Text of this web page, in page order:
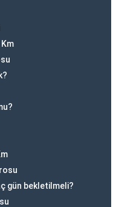
gün bekletilmeli?